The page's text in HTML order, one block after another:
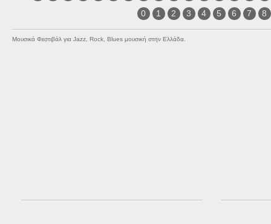
0
1 2 3 4 5 6 7 8
Μουσικά Φεστιβάλ για Jazz, Rock, Blues μουσική στην Ελλάδα.